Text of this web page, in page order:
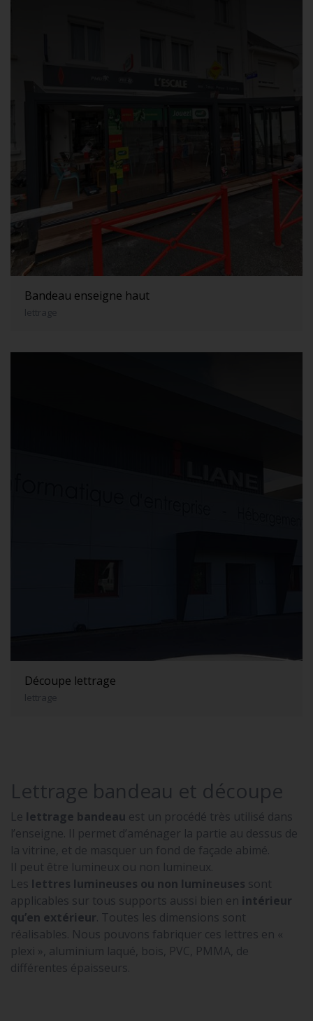
Bandeau enseigne haut
lettrage
Découpe lettrage
lettrage
Lettrage bandeau et découpe
Le lettrage bandeau est un procédé très utilisé dans
l’enseigne. Il permet d’aménager la partie au dessus de
la vitrine, et de masquer un fond de façade abimé.
Il peut être lumineux ou non lumineux.
Les lettres lumineuses ou non lumineuses sont
applicables sur tous supports aussi bien en intérieur
qu’en extérieur. Toutes les dimensions sont
réalisables. Nous pouvons fabriquer ces lettres en «
plexi », aluminium laqué, bois, PVC, PMMA, de
différentes épaisseurs.